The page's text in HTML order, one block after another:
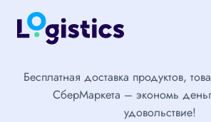
Перейти
Бесплатная доставка продуктов,
СберМаркета – экономь
удовольствие!